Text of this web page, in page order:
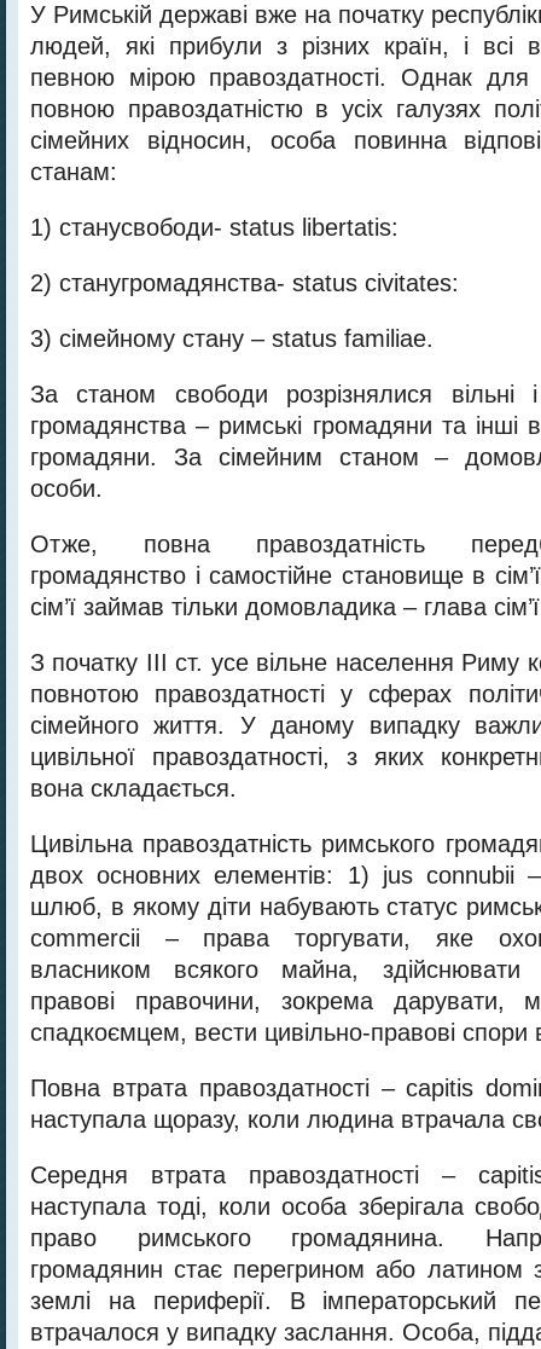
У Римській державі вже на початку
людей, які прибули з різних країн, і всі
певною мірою правоздатності. Однак для
повною правоздатністю в усіх галузях
сімейних відносин, особа повинна
станам:
1) станусвободи- status libertatis:
2) станугромадянства- status civitates:
3) сімейному стану – status familiae.
За станом свободи розрізнялися
громадянства – римські громадяни та інші
громадяни. За сімейним станом –
особи.
Отже, повна правоздатність
громадянство і самостійне становище в
сім’ї займав тільки домовладика – глава сім’ї
З початку ІІІ ст. усе вільне населення Риму
повнотою правоздатності у сферах
сімейного життя. У даному випадку
цивільної правоздатності, з яких
вона складається.
Цивільна правоздатність римського
двох основних елементів: 1) jus connubii
шлюб, в якому діти набувають статус
commercii – права торгувати, яке
власником всякого майна, здійснювати
правові правочини, зокрема дарувати,
спадкоємцем, вести цивільно-правові спори
Повна втрата правоздатності – capitis
наступала щоразу, коли людина втрачала
Середня втрата правоздатності –
наступала тоді, коли особа зберігала
право римського громадянина.
громадянин стає перегрином або
землі на периферії. В імператорський
втрачалося у випадку заслання. Особа,